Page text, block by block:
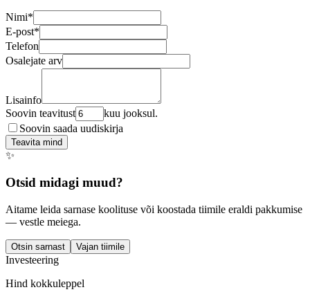
Nimi*
E-post*
Telefon
Osalejate arv
Lisainfo
Soovin teavitust
kuu jooksul.
Soovin saada uudiskirja
Teavita mind
✨
Otsid midagi muud?
Aitame leida sarnase koolituse või koostada tiimile eraldi pakkumise
— vestle meiega.
Otsin sarnast Vajan tiimile
Investeering
Hind kokkuleppel